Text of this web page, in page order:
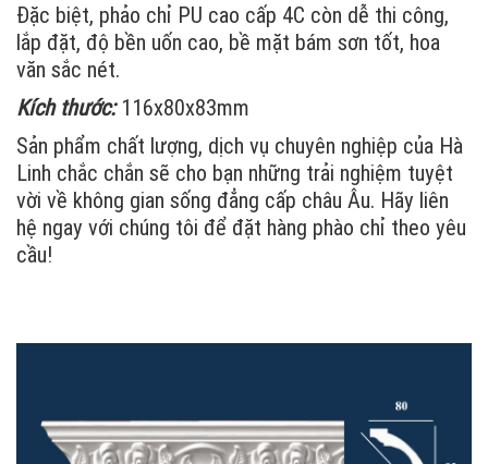
Đặc biệt, phảo chỉ PU cao cấp 4C còn dễ thi công,
lắp đặt, độ bền uốn cao, bề mặt bám sơn tốt, hoa
văn sắc nét.
Kích thước:116x80x83mm
Sản phẩm chất lượng, dịch vụ chuyên nghiệp của Hà
Linh chắc chắn sẽ cho bạn những trải nghiệm tuyệt
vời về không gian sống đẳng cấp châu Âu. Hãy liên
hệ ngay với chúng tôi để đặt hàng phào chỉ theo yêu
cầu!